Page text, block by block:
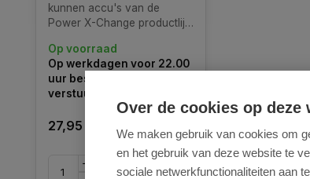
kunnen accu's van de
Power X-Change productlijn
opgeladen.
Op voorraad
Op werkdagen voor 22.00
uur besteld = vandaag
verstuurd
27,95
Over de cookies op deze
We maken gebruik van cookies om
en het gebruik van deze website te
sociale netwerkfunctionaliteiten aan